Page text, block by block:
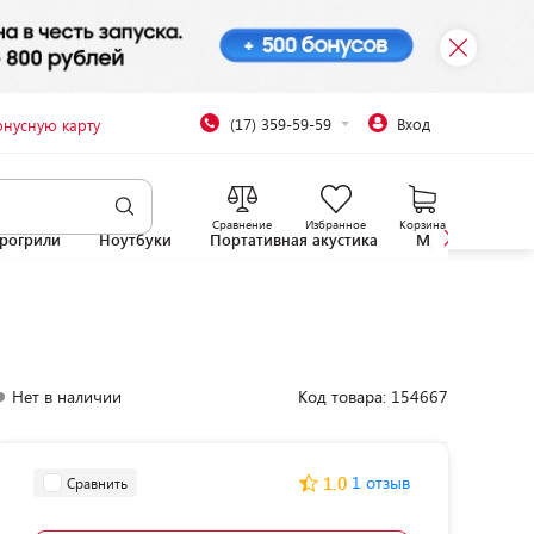
карту (17) 359-59-59 Вход
Сравнение Избранное Корзина
Ноутбуки Портативная акустика
Нет в наличии Код товара: 154667
Сравнить 1.0 1 отзыв